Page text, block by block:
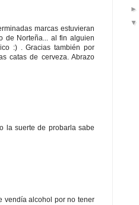
marcas estuvieran
de Norteña... al fin alguien
:) . Gracias también por
catas de cerveza. Abrazo
la suerte de probarla sabe
vendía alcohol por no tener
►
▼